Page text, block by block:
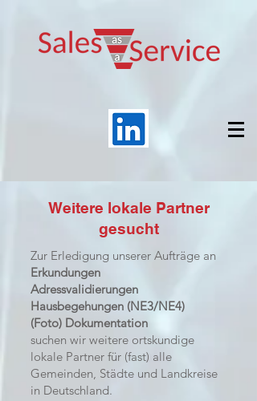
Weitere lokale Partner
gesucht
Zur Erledigung unserer Aufträge an
Erkundungen
Adressvalidierungen
Hausbegehungen (NE3/NE4)
(Foto) Dokumentation
suchen wir weitere ortskundige
lokale Partner für (fast) alle
Gemeinden, Städte und Landkreise
in Deutschland.